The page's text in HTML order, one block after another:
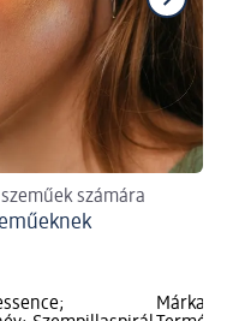
számára
Márka: